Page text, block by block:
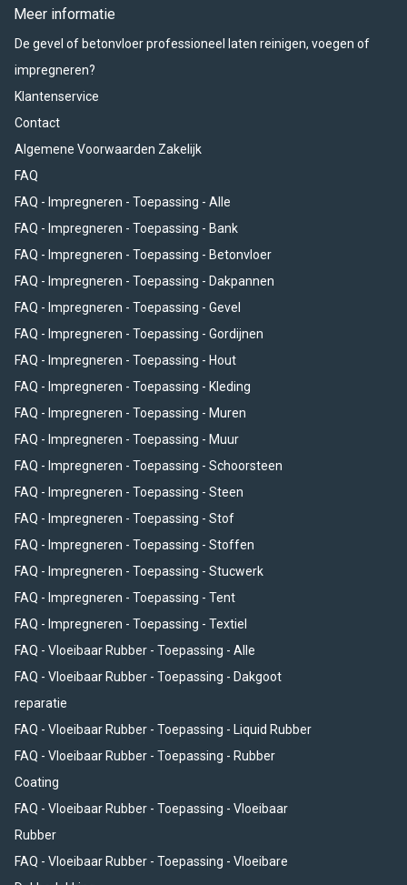
Meer informatie
De gevel of betonvloer professioneel laten reinigen, voegen of
impregneren?
Klantenservice
Contact
Algemene Voorwaarden Zakelijk
FAQ
FAQ - Impregneren - Toepassing - Alle
FAQ - Impregneren - Toepassing - Bank
FAQ - Impregneren - Toepassing - Betonvloer
FAQ - Impregneren - Toepassing - Dakpannen
FAQ - Impregneren - Toepassing - Gevel
FAQ - Impregneren - Toepassing - Gordijnen
FAQ - Impregneren - Toepassing - Hout
FAQ - Impregneren - Toepassing - Kleding
FAQ - Impregneren - Toepassing - Muren
FAQ - Impregneren - Toepassing - Muur
FAQ - Impregneren - Toepassing - Schoorsteen
FAQ - Impregneren - Toepassing - Steen
FAQ - Impregneren - Toepassing - Stof
FAQ - Impregneren - Toepassing - Stoffen
FAQ - Impregneren - Toepassing - Stucwerk
FAQ - Impregneren - Toepassing - Tent
FAQ - Impregneren - Toepassing - Textiel
FAQ - Vloeibaar Rubber - Toepassing - Alle
FAQ - Vloeibaar Rubber - Toepassing - Dakgoot
reparatie
FAQ - Vloeibaar Rubber - Toepassing - Liquid Rubber
FAQ - Vloeibaar Rubber - Toepassing - Rubber
Coating
FAQ - Vloeibaar Rubber - Toepassing - Vloeibaar
Rubber
FAQ - Vloeibaar Rubber - Toepassing - Vloeibare